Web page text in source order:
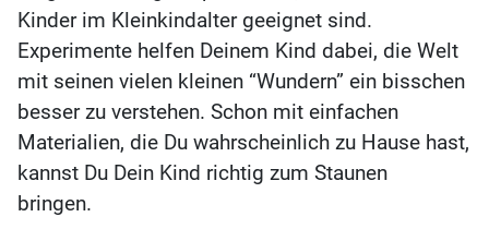
Kinder im Kleinkindalter geeignet sind.
Experimente helfen Deinem Kind dabei, die Welt
mit seinen vielen kleinen “Wundern” ein bisschen
besser zu verstehen. Schon mit einfachen
Materialien, die Du wahrscheinlich zu Hause hast,
kannst Du Dein Kind richtig zum Staunen
bringen.